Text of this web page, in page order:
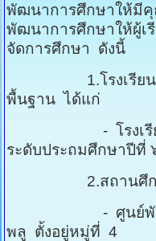
พัฒนาการศึกษาให้มีคุ
พัฒนาการศึกษาให้ผู้
จัดการศึกษา ดังนี้
1.โรงเรียนสังกั
พื้นฐาน ได้แก่
- โรงเรียนบ้าน
ระดับประถมศึกษาปีที่
2.สถานศึกษาที่สั
- ศูนย์พัฒนาเด็ก
พลู ตั้งอยู่หมู่ที่ 4